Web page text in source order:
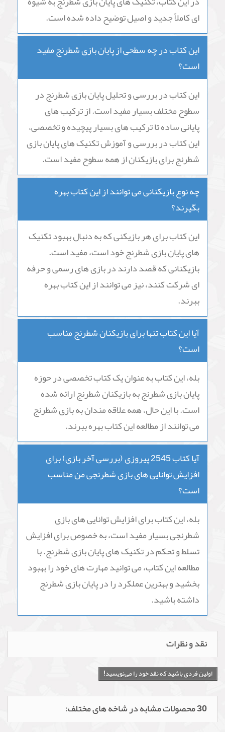
ای کاملاً جدید و اصیل توضیح داده شده است.
این کتاب در چه سطحی از پایان بازی شطرنج مفید
است؟
این کتاب در بررسی و تحلیل پایان بازی شطرنج در
سطوح مختلف بسیار مفید است. از ترکیب های
پایانی ساده تا ترکیب های بسیار پیچیده و تخصصی،
این کتاب در بررسی و آموزش تکنیک های پایان بازی
شطرنج برای بازیکنان از همه سطوح مفید است.
چه نوع بازیکنانی می توانند از این کتاب بهره
بگیرند؟
این کتاب برای هر بازیکنی که به دنبال بهبود تکنیک
های پایان بازی شطرنج خود است، مفید است.
بازیکنانی که قصد دارند در بازی های رسمی و حرفه
ای شرکت کنند، نیز می توانند از این کتاب بهره
ببرند.
آیا این کتاب تنها برای بازیکنان شطرنج مناسب
است؟
بله، این کتاب به عنوان یک کتاب تخصصی در حوزه
پایان بازی شطرنج به بازیکنان شطرنج ارائه شده
است. با این حال، همه علاقه مندان به بازی شطرنج
می توانند از مطالعه این کتاب بهره ببرند.
آیا کتاب 2545 پیروزی (بررسی آخر بازی) برای
افزایش توانایی های بازی شطرنجی من مناسب
است؟
بله، این کتاب برای افزایش توانایی های بازی
شطرنجی بسیار مفید است، به خصوص برای افزایش
تسلط و تحکم در تکنیک های پایان بازی شطرنج. با
مطالعه این کتاب، می توانید مهارت های خود را بهبود
بخشید و بهترین عملکرد را در پایان بازی شطرنج
داشته باشید.
نقد و نظرات
اولین فردی باشید که نقد خود را می‌نویسید!
30 محصولات مشابه در شاخه های مختلف: